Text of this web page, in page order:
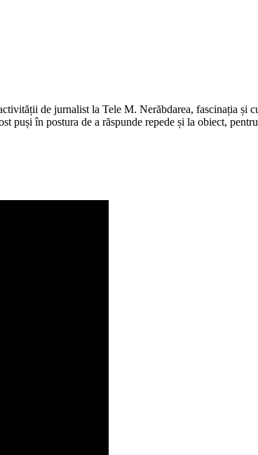
de jurnalist la Tele M. Nerăbdarea, fascinația și
în postura de a răspunde repede și la obiect,